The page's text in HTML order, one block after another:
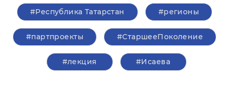
#Республика Татарстан #регионы
#партпроекты #СтаршееПоколение
#лекция #Исаева